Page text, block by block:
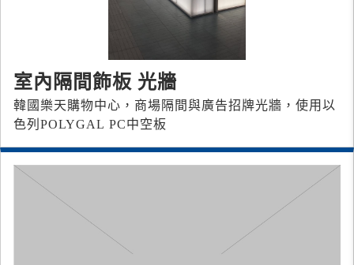
室內隔間飾板 光牆
韓國樂天購物中心，商場隔間與廣告招牌光牆，使用以
色列POLYGAL PC中空板